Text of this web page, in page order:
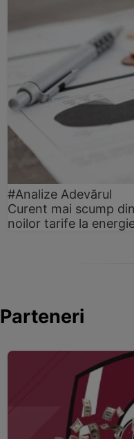
#Analize Adevărul
Curent mai scump
noilor tarife la
Parteneri